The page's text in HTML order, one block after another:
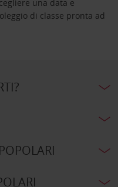
una data e
di classe pronta ad